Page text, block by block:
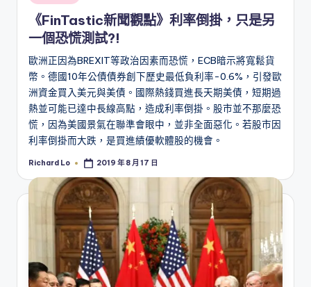
in
《FinTastic新聞觀點》利率倒掛，只是另
一個恐慌測試?!
歐洲正因為BREXIT等政治因素而恐慌，ECB暗示將寬鬆貨
幣。德國10年公債債券創下歷史最低負利率-0.6%，引發歐
洲資金買入美元與美債。國際熱錢買進長天期美債，短期過
熱並可能已達中長線高點，造成利率倒掛。股市並不那麼恐
慌，因為美國景氣在聯準會眼中，並非全面惡化。若股市因
利率倒掛而大跌，是買進績優軟體股的機會。
Posted
Richard Lo 2019 年 8 月 17 日